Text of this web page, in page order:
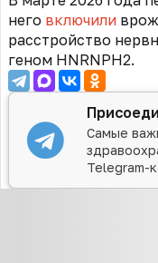
него включили
расстройство
геном HNRNPH2.
Самые
Telegram-